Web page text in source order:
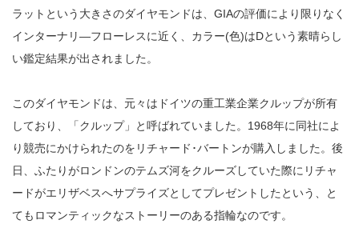
ラットという大きさのダイヤモンドは、GIAの評価により限りなく
インターナリ―フローレスに近く、カラー(色)はDという素晴らし
い鑑定結果が出されました。
このダイヤモンドは、元々はドイツの重工業企業クルップが所有
しており、「クルップ」と呼ばれていました。1968年に同社によ
り競売にかけられたのをリチャード･バートンが購入しました。後
日、ふたりがロンドンのテムズ河をクルーズしていた際にリチャ
ードがエリザベスへサプライズとしてプレゼントしたという、と
てもロマンティックなストーリーのある指輪なのです。